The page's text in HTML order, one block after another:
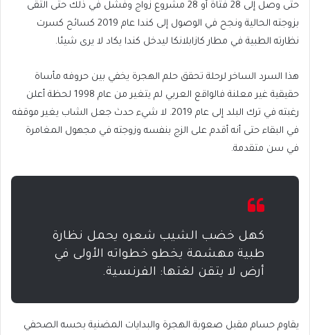
حتى وصل إلى 28 فتاة أو 28 مشروع زواج وفشل في ذلك حتى التقى
بزوجته الحالية ونجح في الوصول إلى كندا عام 2019 كسائح كسرت
نظارته الطبية في مطار كازابلانكا ليدخل كندا يكاد لا يرى شيئا.
هذا السرد الساخر لرحلة تحقق حلم الهجرة يخفي بين حروفه مأساة
حقيقية غير معلنة فالواقع العربي لم يتغير من عام 1998 لحظة أعلن
رغبته في ترك البلد إلى عام 2019. لا شيء حدث جعل الشاب يغير موقفه
في البقاء حتى أنه أقدم على الزج بنفسه وزوجته في مجهول المغامرة
في سن متقدمة.
كهل خضب الشيب شعره يحمل نظارة
طبية مهشمة يخطو خطواته الأولى في
أرض لا يتقن لغتها: الفرنسية.
يقاوم حسام مقبل صعوبة الهجرة والبدايات المضنية بحسه الصحفي